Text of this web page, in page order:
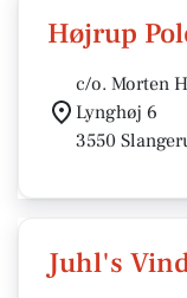
Højrup
c/o. Morten
Lynghøj 6
3550
Juhl's